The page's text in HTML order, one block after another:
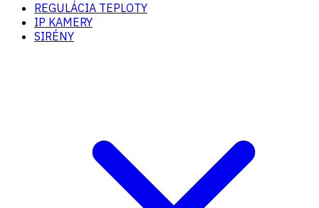
REGULÁCIA TEPLOTY
IP KAMERY
SIRÉNY